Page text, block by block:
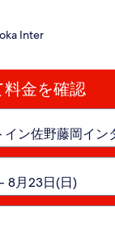
Inter
料金を確認